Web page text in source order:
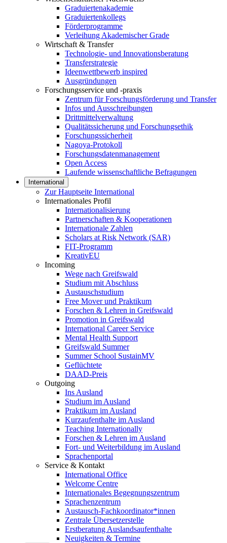
Graduiertenakademie
Graduiertenkollegs
Förderprogramme
Verleihung Akademischer Grade
Wirtschaft & Transfer
Technologie- und Innovationsberatung
Transferstrategie
Ideenwettbewerb inspired
Ausgründungen
Forschungsservice und -praxis
Zentrum für Forschungsförderung und Transfer
Infos und Ausschreibungen
Drittmittelverwaltung
Qualitätssicherung und Forschungsethik
Forschungssicherheit
Nagoya-Protokoll
Forschungsdatenmanagement
Open Access
Laufende wissenschaftliche Befragungen
International
Zur Hauptseite International
Internationales Profil
Internationalisierung
Partnerschaften & Kooperationen
Internationale Zahlen
Scholars at Risk Network (SAR)
FIT-Programm
KreativEU
Incoming
Wege nach Greifswald
Studium mit Abschluss
Austauschstudium
Free Mover und Praktikum
Forschen & Lehren in Greifswald
Promotion in Greifswald
International Career Service
Mental Health Support
Greifswald Summer
Summer School SustainMV
Geflüchtete
DAAD-Preis
Outgoing
Ins Ausland
Studium im Ausland
Praktikum im Ausland
Kurzaufenthalte im Ausland
Teaching Internationally
Forschen & Lehren im Ausland
Fort- und Weiterbildung im Ausland
Sprachenportal
Service & Kontakt
International Office
Welcome Centre
Internationales Begegnungszentrum
Sprachenzentrum
Austausch-Fachkoordinator*innen
Zentrale Übersetzerstelle
Erstberatung Auslandsaufenthalte
Neuigkeiten & Termine